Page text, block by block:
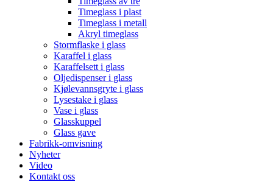
Timeglass i plast
Timeglass i metall
Akryl timeglass
Stormflaske i glass
Karaffel i glass
Karaffelsett i glass
Oljedispenser i glass
Kjølevannsgryte i glass
Lysestake i glass
Vase i glass
Glasskuppel
Glass gave
Fabrikk-omvisning
Nyheter
Video
Kontakt oss